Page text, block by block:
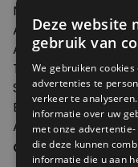
Nieuws
Artikelen
Agenda
Thema's
Shop
Edities
Abonneren
Over Genoeg
Deze website
gebruik van
We gebruiken
advertenties te
verkeer te
informatie over uw
met onze
die deze kunnen
informatie die u aan